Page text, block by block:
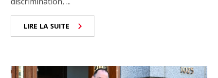
LIRE LA SUITE